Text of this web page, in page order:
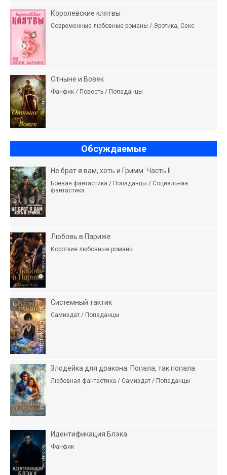
Королевские клятвы
Современные любовные романы / Эротика, Секс
Отныне и Вовек
Фанфик / Повесть / Попаданцы
Обсуждаемые
Не брат я вам, хоть и Гримм. Часть II
Боевая фантастика / Попаданцы / Социальная
фантастика
Любовь в Париже
Короткие любовные романы
Системный тактик
Самиздат / Попаданцы
Злодейка для дракона. Попала, так попала
Любовная фантастика / Самиздат / Попаданцы
Идентификация Блэка
Фанфик